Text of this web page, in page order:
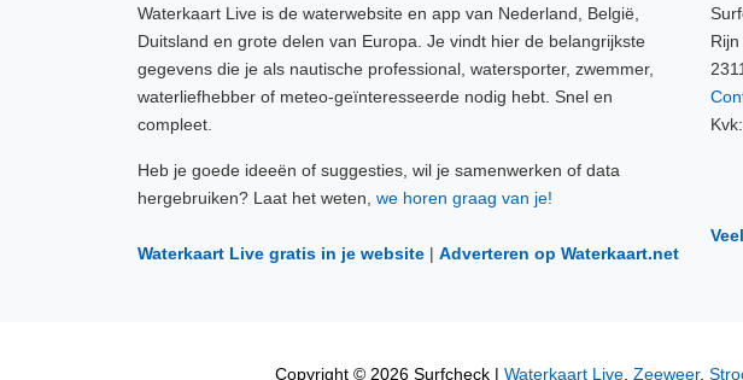
Waterkaart Live is de waterwebsite en app van Nederland, België,
Duitsland en grote delen van Europa. Je vindt hier de belangrijkste
gegevens die je als nautische professional, watersporter, zwemmer,
waterliefhebber of meteo-geïnteresseerde nodig hebt. Snel en
compleet.
Heb je goede ideeën of suggesties, wil je samenwerken of data
hergebruiken? Laat het weten, we horen graag van je!
Waterkaart Live gratis in je website | Adverteren op Waterkaart.net
Copyright © 2026 Surfcheck | Waterkaart Live, Zeeweer,